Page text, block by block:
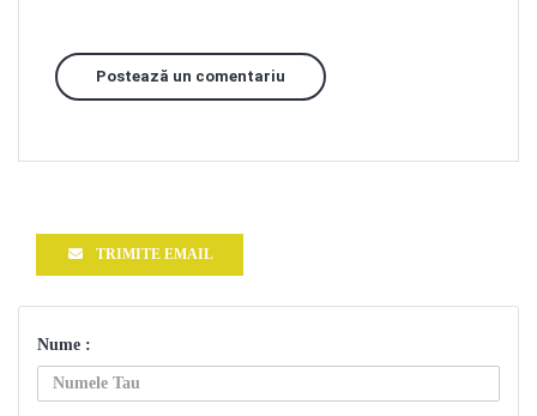
Postează un comentariu
TRIMITE EMAIL
Nume :